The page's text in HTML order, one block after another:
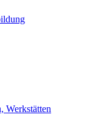
Werkstätten